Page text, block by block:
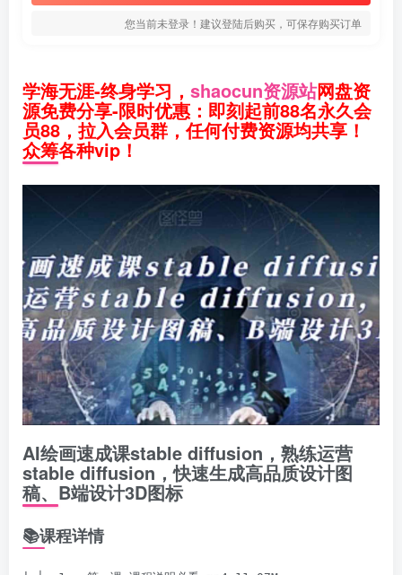
您当前未登录！建议登陆后购买，可保存购买订单
学海无涯-终身学习， shaocun资源站网盘资
源免费分享-限时优惠：即刻起前88名永久会
员88，拉入会员群，任何付费资源均共享！
众筹各种vip！
AI绘画速成课stable diffusion，​熟练运营
stable diffusion，快速生成高品质设计图
稿、B端设计3D图标
📚课程详情